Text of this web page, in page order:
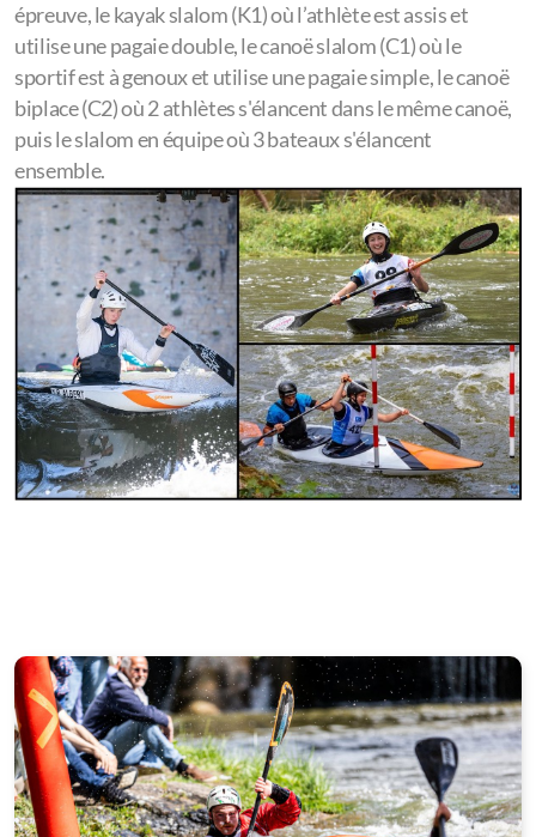
épreuve, le kayak slalom (K1) où l’athlète est assis et
utilise une pagaie double, le canoë slalom (C1) où le
sportif est à genoux et utilise une pagaie simple, le canoë
biplace (C2) où 2 athlètes s'élancent dans le même canoë,
puis le slalom en équipe où 3 bateaux s'élancent
ensemble.